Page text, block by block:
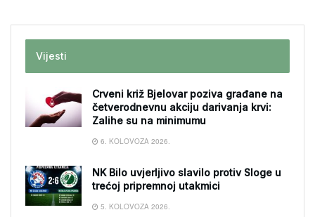
Vijesti
Crveni križ Bjelovar poziva građane na
četverodnevnu akciju darivanja krvi:
Zalihe su na minimumu
6. KOLOVOZA 2026.
NK Bilo uvjerljivo slavilo protiv Sloge u
trećoj pripremnoj utakmici
5. KOLOVOZA 2026.